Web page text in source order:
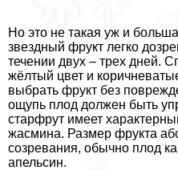
Но это не такая уж и
звездный фрукт легко
течении двух – трех дней.
жёлтый цвет и
выбрать фрукт без
ощупь плод должен быть
старфрут имеет
жасмина. Размер фрукта
созревания, обычно плод
апельсин.